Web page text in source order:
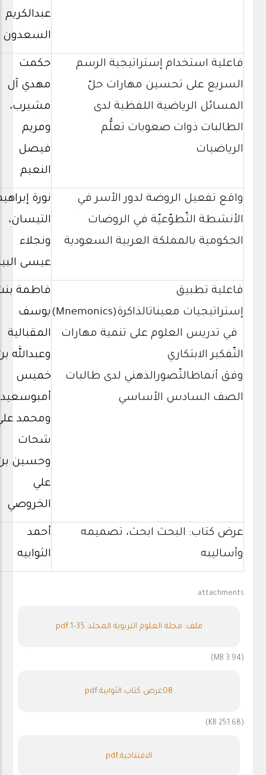
عبدالكريم
السعدون
فاعلية استخدام إستراتيجية الرسم
السريع على تحسين مهارات حلّ
المسائل الرياضية اللفظية لدى
الطالبات ذوات صعوبات تعلُّم
الرياضيات
حكمت
مهدي آل
مشيرب،
ومريم
فيصل
النعيم
واقع تفعيل الروضة لدور الأسر في
الأنشطة التّطوّعيّة في الروضات
الحكومية بالمملكة العربية السعودية
نورة
التيسان،
ونجلاء
عيسى
فاعلية تطبيق
إستراتيجيات معيناتالذاكرة(Mnemonics)
في تدريس العلوم على تنمية مهارات
التّفكير الابتكاري
وفق أنماطالتّصورالذهني لدى طالبات
الصف السادس الأساسي
فاطمة
يوسف
المقبالية
وعبدالله
خميس
ومحمد
شحات
وحسين
علي
الخروصي
عرض كتاب: البحث ابحث، تصميمه
وأساليبه
أحمد
الثوابيه
attachments
ملف: مجلة العلوم التربوية المجلد 35-1.pdf
(3.94 MB)
08عرض كتاب الثوابية.pdf
(251.68 KB)
الافتتاحية.pdf